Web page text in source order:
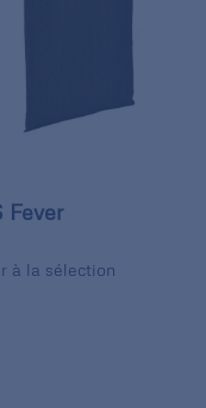
Fever
à la sélection